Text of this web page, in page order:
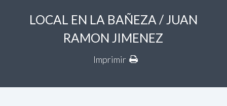
LOCAL EN LA BAÑEZA / JUAN
RAMON JIMENEZ
Imprimir